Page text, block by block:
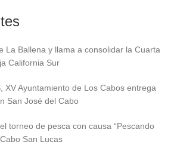
La Ballena y llama a consolidar la Cuarta
California Sur
XV Ayuntamiento de Los Cabos entrega
San José del Cabo
torneo de pesca con causa “Pescando
San Lucas